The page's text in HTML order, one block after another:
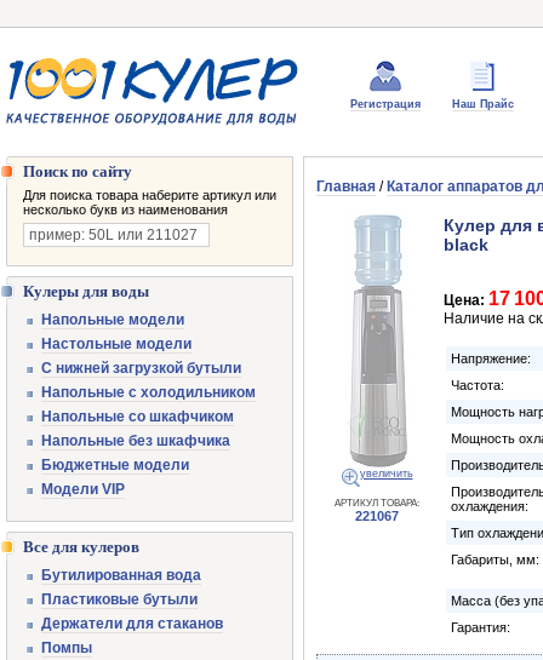
Регистрация Наш Прайс
Главная / Каталог аппаратов
увеличить
АРТИКУЛ ТОВАРА:
221067
Кулер для
black
Цена: 17
Наличие на
Напряжение:
Частота:
Мощность
Мощность
охлаждения:
Тип
Габариты, мм:
Масса (без
Гарантия:
Поиск по сайту
Для поиска товара наберите артикул или
несколько букв из наименования
Кулеры для воды
Напольные модели
Настольные модели
С нижней загрузкой бутыли
Напольные с холодильником
Напольные со шкафчиком
Напольные без шкафчика
Бюджетные модели
Модели VIP
Все для кулеров
Бутилированная вода
Пластиковые бутыли
Держатели для стаканов
Помпы